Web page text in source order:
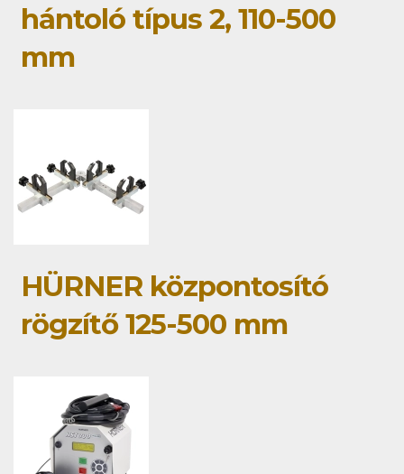
hántoló típus 2, 110-500
mm
HÜRNER központosító
rögzítő 125-500 mm